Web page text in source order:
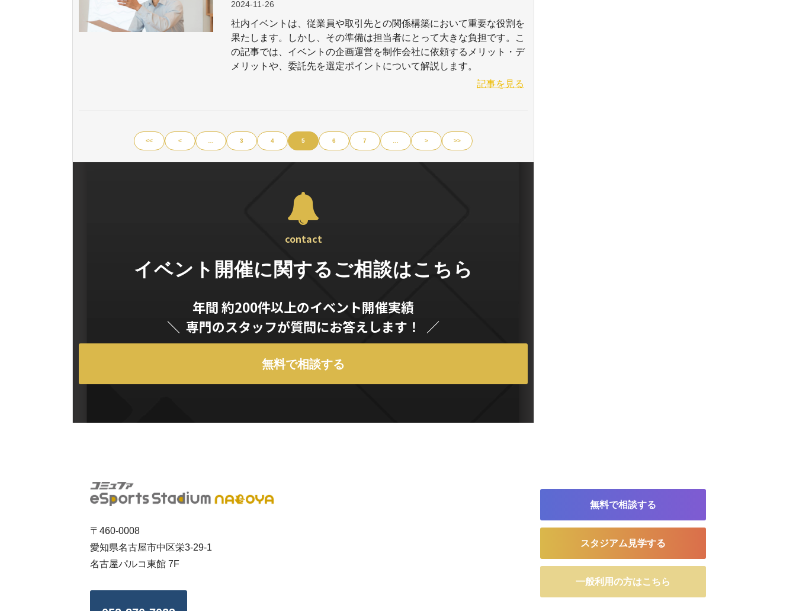
2024-11-26
社内イベントは、従業員や取引先との関係構築において重要な役割を
果たします。しかし、その準備は担当者にとって大きな負担です。こ
の記事では、イベントの企画運営を制作会社に依頼するメリット・デ
メリットや、委託先を選定ポイントについて解説します。
記事を見る
<< < 3 4 5 6 7 > >>
contact
イベント開催に関するご相談はこちら
年間 約200件以上のイベント開催実績
＼ 専門のスタッフが質問にお答えします！ ／
無料で相談する
〒460-0008
愛知県名古屋市中区栄3-29-1
名古屋パルコ東館 7F
無料で相談する
スタジアム見学する
一般利用の方はこちら